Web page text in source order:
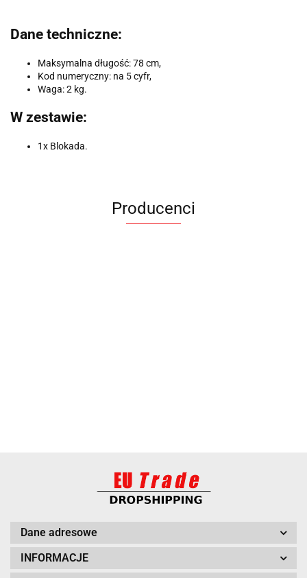
Dane techniczne:
Maksymalna długość: 78 cm,
Kod numeryczny: na 5 cyfr,
Waga: 2 kg.
W zestawie:
1x Blokada.
Producenci
Dane adresowe
INFORMACJE